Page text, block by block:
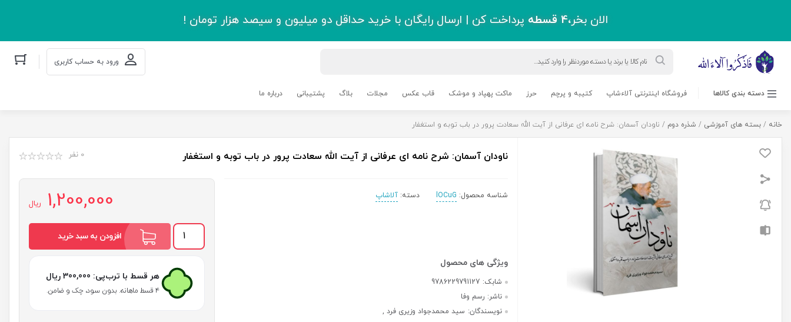
الان بخر،4 قسطه پرداخت کن | ارسال رایگان با خرید حداقل دو میلیون و سیصد هزار تومان !
search ورود به حساب کاربری
دسته بندی کالاها فروشگاه اینترنتی آلاءشاپ کتیبه و پرچم حرز ماکت پهپاد و موشک قاب عکس مجلات بلاگ پشتیبانی درباره ما
خانه / بسته های آموزشی / شذره دوم / ناودان آسمان: شرح نامه ای عرفانی از آیت الله سعادت پرور در باب توبه و استغفار
ناودان آسمان: شرح نامه ای عرفانی از آیت الله سعادت پرور در باب توبه و استغفار 0 نفر
شناسه محصول: lOCuG دسته: آلاشاپ
شابک: 9786229791127
ناشر: رسم وفا
نویسندگان: سید محمدجواد وزیری فرد ,
1,200,000 ریال
ناودان
آسمان:
شرح
عرفانی
افزودن به سبد خرید
هر قسط با ترب‌پی: 300,000 ریال
۴ قسط ماهانه. بدون سود، چک و ضامن.